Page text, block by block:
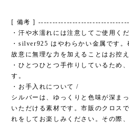
[ 備考 ]
・汗や水濡れには注意してご使用くだ
・silver925 はやわらかい金属です。
故意に無理な力を加えることはお控え
・ひとつひとつ手作りしているため
す。
・お手入れについて /
シルバーは、ゆっくりと色味が深ま
いただける素材です。市販のクロス
れをしてお楽しみください。その際